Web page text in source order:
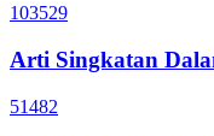
103529
Arti Singkatan
51482